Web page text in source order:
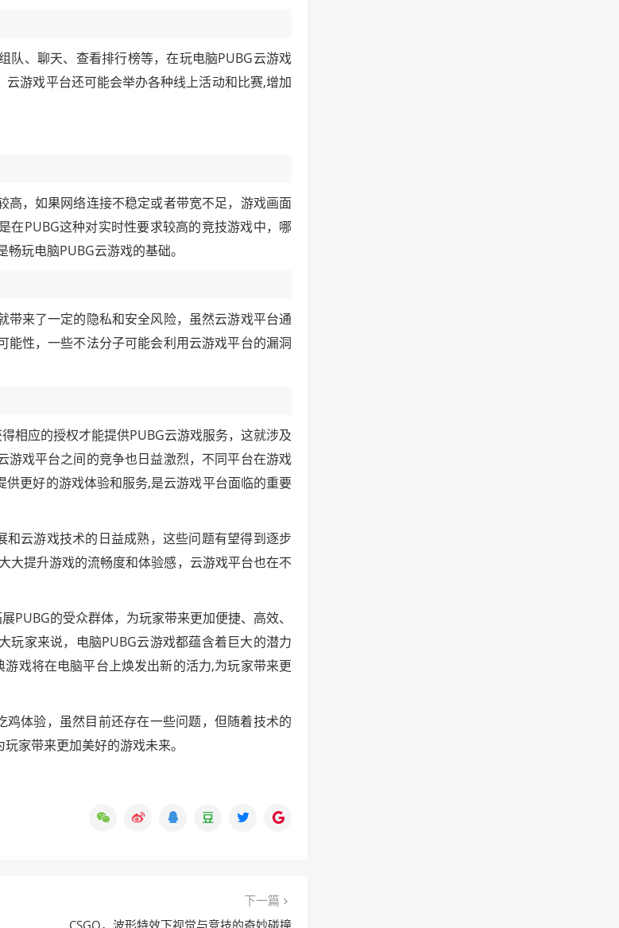
队、聊天、查看排行榜等，在玩电脑PUBG云游戏
游戏平台还可能会举办各种线上活动和比赛,增加
高，如果网络连接不稳定或者带宽不足，游戏画面
在PUBG这种对实时性要求较高的竞技游戏中，哪
玩电脑PUBG云游戏的基础。
来了一定的隐私和安全风险，虽然云游戏平台通
性，一些不法分子可能会利用云游戏平台的漏洞
相应的授权才能提供PUBG云游戏服务，这就涉及
戏平台之间的竞争也日益激烈，不同平台在游戏
更好的游戏体验和服务,是云游戏平台面临的重要
云游戏技术的日益成熟，这些问题有望得到逐步
大提升游戏的流畅度和体验感，云游戏平台也在不
PUBG的受众群体，为玩家带来更加便捷、高效、
玩家来说，电脑PUBG云游戏都蕴含着巨大的潜力
戏将在电脑平台上焕发出新的活力,为玩家带来更
体验，虽然目前还存在一些问题，但随着技术的
家带来更加美好的游戏未来。
下一篇
CSGO，波形特效下视觉与竞技的奇妙碰撞